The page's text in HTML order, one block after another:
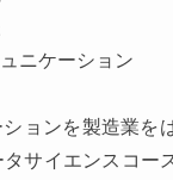
ニケーション
ョンを製造業を
サイエンスコー